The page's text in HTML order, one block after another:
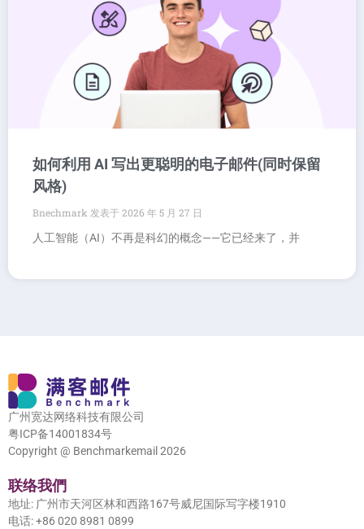
如何利用 AI 写出更聪明的电子邮件(同时保留
风格)
Bnechmark
2026 年 5 月 27 日
人工智能（AI）不再是科幻的概念——它已经来了，并
广州宽达网络科技有限公司
粤ICP备14001834号
Copyright @ Benchmarkemail 2026
联络我們
地址: 广州市天河区林和西路167号威尼国际写字楼1910
电话: +86 020 8981 0899